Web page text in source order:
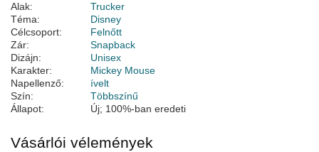
Alak:
Trucker
Téma:
Disney
Célcsoport:
Felnőtt
Zár:
Snapback
Dizájn:
Unisex
Karakter:
Mickey Mouse
Napellenző:
ívelt
Szín:
Többszínű
Állapot:
Új; 100%-ban eredeti
Vásárlói vélemények